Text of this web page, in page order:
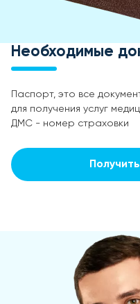
Необходимые
Паспорт, это все
для получения услуг
ДМС - номер страховки